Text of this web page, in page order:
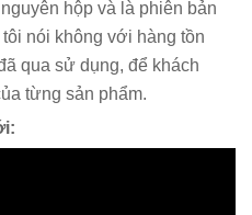
hộp và là phiên bản
nói không với hàng tồn
qua sử dụng, để khách
từng sản phẩm.